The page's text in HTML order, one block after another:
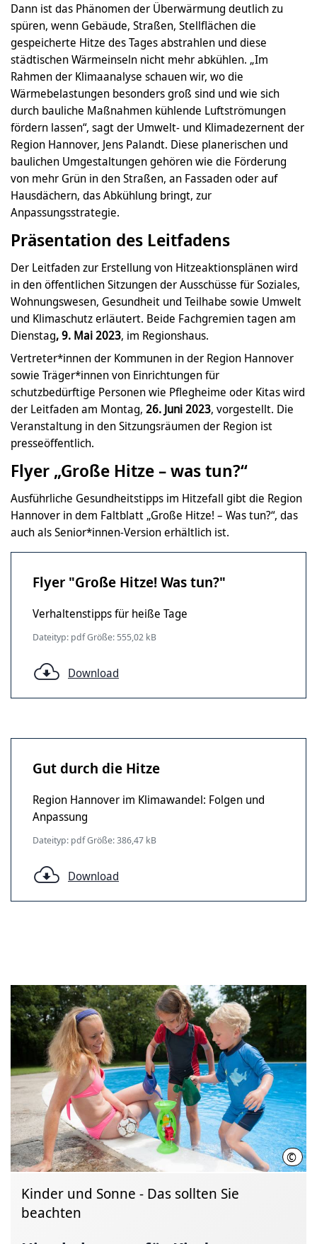
Dann ist das Phänomen der Überwärmung deutlich zu
spüren, wenn Gebäude, Straßen, Stellflächen die
gespeicherte Hitze des Tages abstrahlen und diese
städtischen Wärmeinseln nicht mehr abkühlen. „Im
Rahmen der Klimaanalyse schauen wir, wo die
Wärmebelastungen besonders groß sind und wie sich
durch bauliche Maßnahmen kühlende Luftströmungen
fördern lassen“, sagt der Umwelt- und Klimadezernent der
Region Hannover, Jens Palandt. Diese planerischen und
baulichen Umgestaltungen gehören wie die Förderung
von mehr Grün in den Straßen, an Fassaden oder auf
Hausdächern, das Abkühlung bringt, zur
Anpassungsstrategie.
Präsentation des Leitfadens
Der Leitfaden zur Erstellung von Hitzeaktionsplänen wird
in den öffentlichen Sitzungen der Ausschüsse für Soziales,
Wohnungswesen, Gesundheit und Teilhabe sowie Umwelt
und Klimaschutz erläutert. Beide Fachgremien tagen am
Dienstag, 9. Mai 2023, im Regionshaus.
Vertreter*innen der Kommunen in der Region Hannover
sowie Träger*innen von Einrichtungen für
schutzbedürftige Personen wie Pflegheime oder Kitas wird
der Leitfaden am Montag, 26. Juni 2023, vorgestellt. Die
Veranstaltung in den Sitzungsräumen der Region ist
presseöffentlich.
Flyer „Große Hitze – was tun?“
Ausführliche Gesundheitstipps im Hitzefall gibt die Region
Hannover in dem Faltblatt „Große Hitze! – Was tun?“, das
auch als Senior*innen-Version erhältlich ist.
Flyer "Große Hitze! Was tun?"
Verhaltenstipps für heiße Tage
Dateityp: pdf Größe: 555,02 kB
Download
Gut durch die Hitze
Region Hannover im Klimawandel: Folgen und
Anpassung
Dateityp: pdf Größe: 386,47 kB
Download
©
Kinder und Sonne - Das sollten Sie
beachten